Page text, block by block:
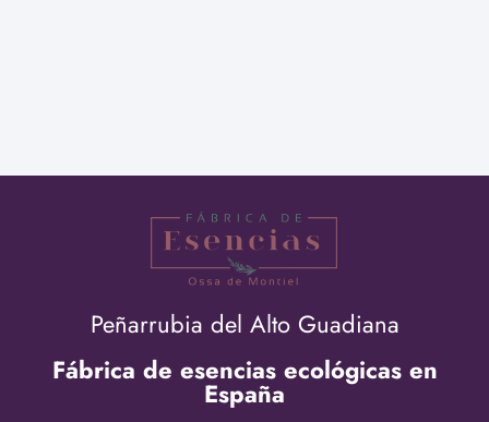
Peñarrubia del Alto Guadiana
Fábrica de esencias ecológicas en
España